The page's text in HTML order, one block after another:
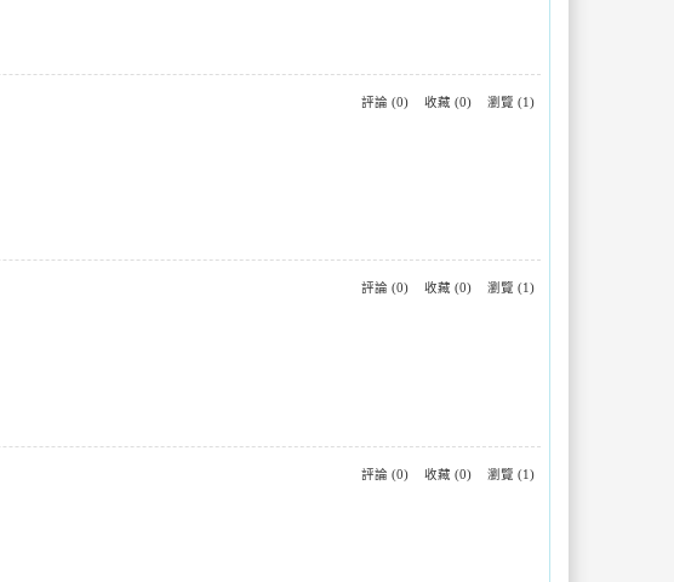
評論 (0) 收藏 (0) 瀏覽 (1)
評論 (0) 收藏 (0) 瀏覽 (1)
評論 (0) 收藏 (0) 瀏覽 (1)